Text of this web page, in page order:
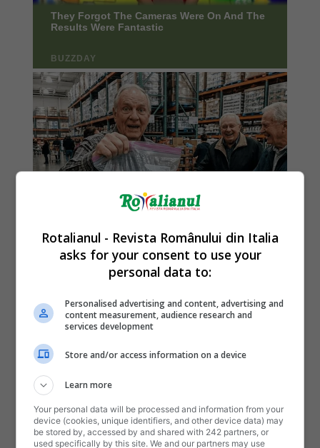
Rotalianul - Revista Românului din Italia
asks for your consent to use your
personal data to:
Personalised advertising and content, advertising and
content measurement, audience research and
services development
Store and/or access information on a device
Learn more
Your personal data will be processed and information from your
device (cookies, unique identifiers, and other device data) may
be stored by, accessed by and shared with 242 partners, or
used specifically by this site. We and our partners may use